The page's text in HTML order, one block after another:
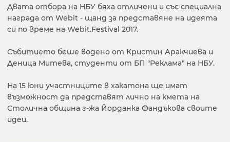
Двата отбора на НБУ бяха отличени и със специална
награда от Webit - щанд за представяне на идеята
си по време на Webit.Festival 2017.
Събитието беше водено от Кристин Аракчиева и
Деница Митева, студенти от БП "Реклама" на НБУ.
На 15 юни участниците в хакатона ще имат
възможност да представят лично на кмета на
Столична община г-жа Йорданка Фандъкова своите
идеи.